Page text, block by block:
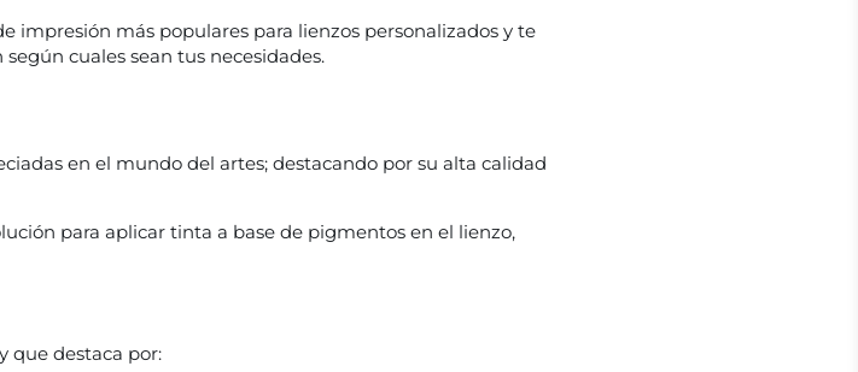
impresión más populares para lienzos personalizados y te
cuales sean tus necesidades.
en el mundo del artes; destacando por su alta calidad
para aplicar tinta a base de pigmentos en el lienzo,
que destaca por: